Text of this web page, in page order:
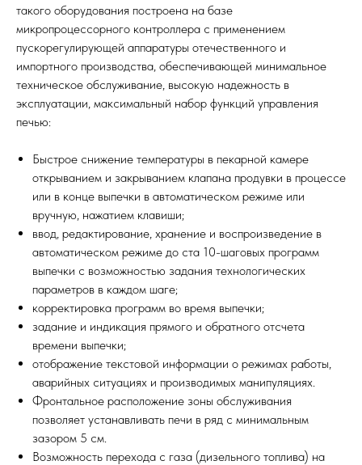
такого оборудования построена на базе
микропроцессорного контроллера с применением
пускорегулирующей аппаратуры отечественного и
импортного производства, обеспечивающей минимальное
техническое обслуживание, высокую надежность в
эксплуатации, максимальный набор функций управления
печью:
Быстрое снижение температуры в пекарной камере
открыванием и закрыванием клапана продувки в процессе
или в конце выпечки в автоматическом режиме или
вручную, нажатием клавиши;
ввод, редактирование, хранение и воспроизведение в
автоматическом режиме до ста 10-шаговых программ
выпечки с возможностью задания технологических
параметров в каждом шаге;
корректировка программ во время выпечки;
задание и индикация прямого и обратного отсчета
времени выпечки;
отображение текстовой информации о режимах работы,
аварийных ситуациях и производимых манипуляциях.
Фронтальное расположение зоны обслуживания
позволяет устанавливать печи в ряд с минимальным
зазором 5 см.
Возможность перехода с газа (дизельного топлива) на